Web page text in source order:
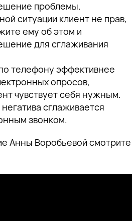
проблемы.
ситуации клиент не прав,
ему об этом и
для сглаживания
телефону эффективнее
опросов,
чувствует себя нужным.
сглаживается
звонком.
Анны Воробьевой смотрите